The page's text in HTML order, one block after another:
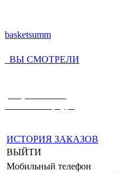
basketsumm
ВЫ СМОТРЕЛИ
ИСТОРИЯ ЗАКАЗОВ
ВЫЙТИ
Мобильный телефон